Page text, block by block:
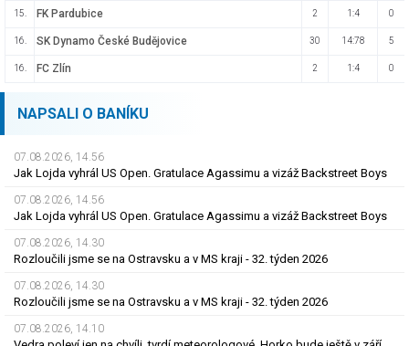
15. FK Pardubice 2 1:4 0
16. SK Dynamo České Budějovice 30 14:78 5
16. FC Zlín 2 1:4 0
NAPSALI O BANÍKU
07.08.2026, 14.56
Jak Lojda vyhrál US Open. Gratulace Agassimu a vizáž Backstreet Boys
07.08.2026, 14.56
Jak Lojda vyhrál US Open. Gratulace Agassimu a vizáž Backstreet Boys
07.08.2026, 14.30
Rozloučili jsme se na Ostravsku a v MS kraji - 32. týden 2026
07.08.2026, 14.30
Rozloučili jsme se na Ostravsku a v MS kraji - 32. týden 2026
07.08.2026, 14.10